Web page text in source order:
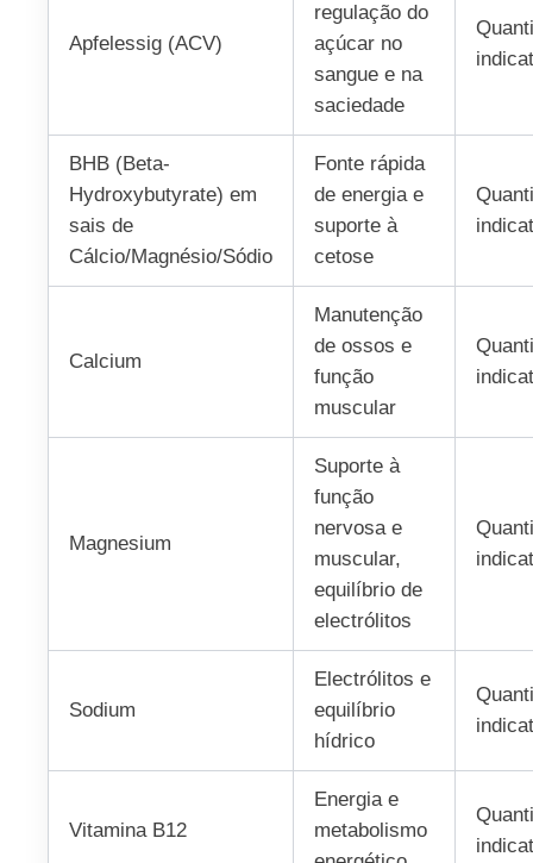
Apfelessig (ACV)
regulação do
açúcar no
sangue e na
saciedade
BHB (Beta-
Hydroxybutyrate) em
sais de
Cálcio/Magnésio/Sódio
Fonte rápida
de energia e
suporte à
cetose
Calcium
Manutenção
de ossos e
função
muscular
Magnesium
Suporte à
função
nervosa e
muscular,
equilíbrio de
electrólitos
Sodium
Electrólitos e
equilíbrio
hídrico
Vitamina B12
Energia e
metabolismo